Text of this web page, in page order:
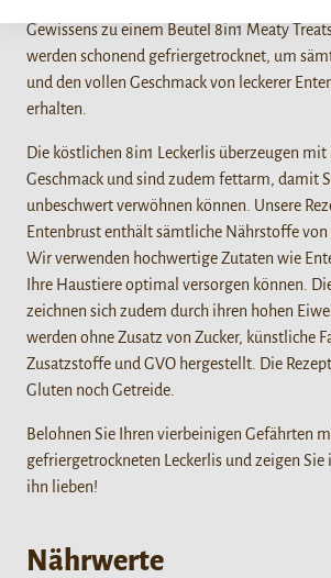
Gewissens zu einem Beutel 8in1 Meaty
werden schonend gefriergetrocknet, um
und den vollen Geschmack von leckerer
erhalten.
Die köstlichen 8in1 Leckerlis überzeugen
Geschmack und sind zudem fettarm, damit
unbeschwert verwöhnen können. Unsere
Entenbrust enthält sämtliche Nährstoffe von
Wir verwenden hochwertige Zutaten wie
Ihre Haustiere optimal versorgen können.
zeichnen sich zudem durch ihren hohen
werden ohne Zusatz von Zucker, künstliche
Zusatzstoffe und GVO hergestellt. Die
Gluten noch Getreide.
Belohnen Sie Ihren vierbeinigen Gefährten
gefriergetrockneten Leckerlis und zeigen Sie
ihn lieben!
Nährwerte